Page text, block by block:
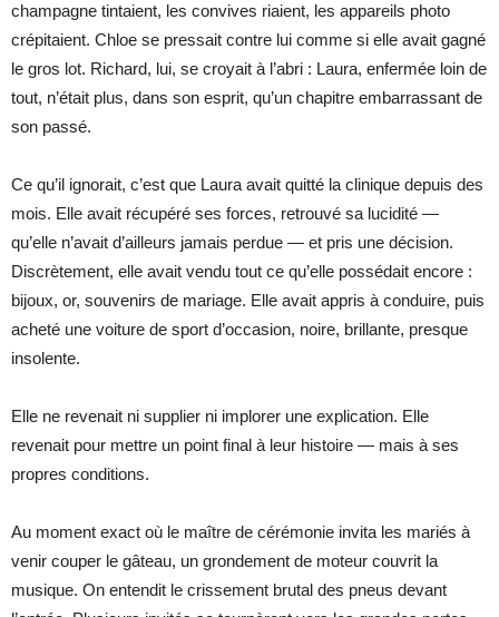
champagne tintaient, les convives riaient, les appareils photo
crépitaient. Chloe se pressait contre lui comme si elle avait gagné
le gros lot. Richard, lui, se croyait à l’abri : Laura, enfermée loin de
tout, n’était plus, dans son esprit, qu’un chapitre embarrassant de
son passé.
Ce qu’il ignorait, c’est que Laura avait quitté la clinique depuis des
mois. Elle avait récupéré ses forces, retrouvé sa lucidité —
qu’elle n’avait d’ailleurs jamais perdue — et pris une décision.
Discrètement, elle avait vendu tout ce qu’elle possédait encore :
bijoux, or, souvenirs de mariage. Elle avait appris à conduire, puis
acheté une voiture de sport d’occasion, noire, brillante, presque
insolente.
Elle ne revenait ni supplier ni implorer une explication. Elle
revenait pour mettre un point final à leur histoire — mais à ses
propres conditions.
Au moment exact où le maître de cérémonie invita les mariés à
venir couper le gâteau, un grondement de moteur couvrit la
musique. On entendit le crissement brutal des pneus devant